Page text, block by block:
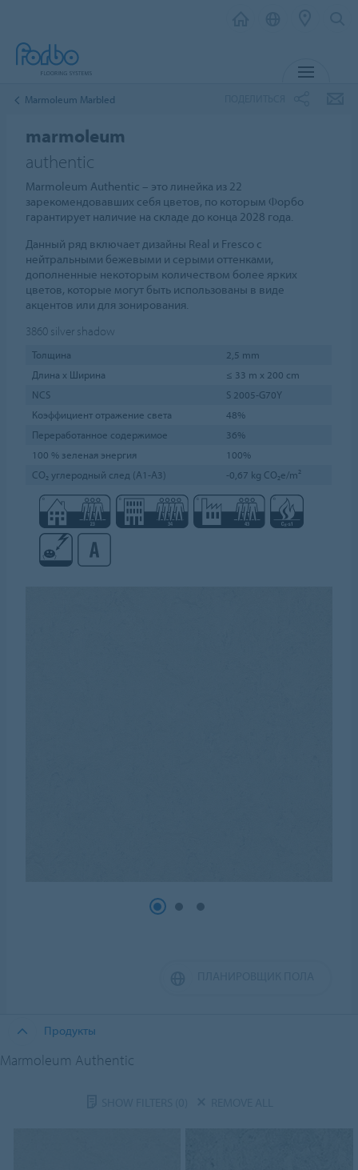
Marmoleum Marbled
marmoleum
authentic
Marmoleum Authentic – это линейка из 22
зарекомендовавших себя цветов, по которым Форбо
гарантирует наличие на складе до конца 2028 года.
Данный ряд включает дизайны Real и Fresco с
нейтральными бежевыми и серыми оттенками,
дополненные некоторым количеством более ярких
цветов, которые могут быть использованы в виде
акцентов или для зонирования.
3860 silver shadow
Толщина
2,5 mm
Длина х Ширина
≤ 33 m x 200 cm
NCS
S 2005-G70Y
Коэффициент отражение света
48%
Переработанное содержимое
36%
100 % зеленая энергия
100%
CO₂ углеродный след (A1-A3)
-0,67 kg CO₂e/m²
Продукты
Marmoleum Authentic